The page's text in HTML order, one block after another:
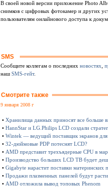
В своей новой версии приложение Photo
снимков с цифровых фотокамер и других
пользователям онлайнового доступа к
SMS
Сообщите коллегам о последних новостях
наш SMS-гейт.
Смотрите также
9 января 2008 г
• Хранилища данных приносят все больше
• HannStar и LG.Philips LCD создали
• Wintek — ведущий поставщик экранов
• 32-дюймовые PDP потеснят LCD?
• AMD представит трехъядерные CPU в
• Производство больших LCD ТВ будет
• Gigabyte нарастит поставки материнских
• Продажи плазменных панелей будут расти
• AMD отложила вывод топовых Phenom